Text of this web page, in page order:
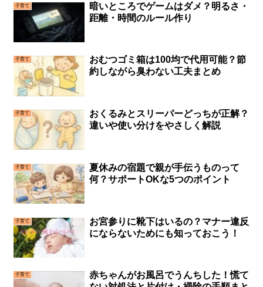
子育て
暗いところでゲームはダメ？明るさ・
距離・時間のルール作り
子育て
おむつゴミ箱は100均で代用可能？節
約しながら臭わない工夫まとめ
子育て
おくるみとスリーパーどっちが正解？
違いや使い分けをやさしく解説
子育て
夏休みの宿題で親が手伝うものって
何？サポートOKな5つのポイント
子育て
お宮参りに靴下はいるの？マナー違反
にならないためにも知っておこう！
子育て
赤ちゃんがお風呂でうんちした！慌て